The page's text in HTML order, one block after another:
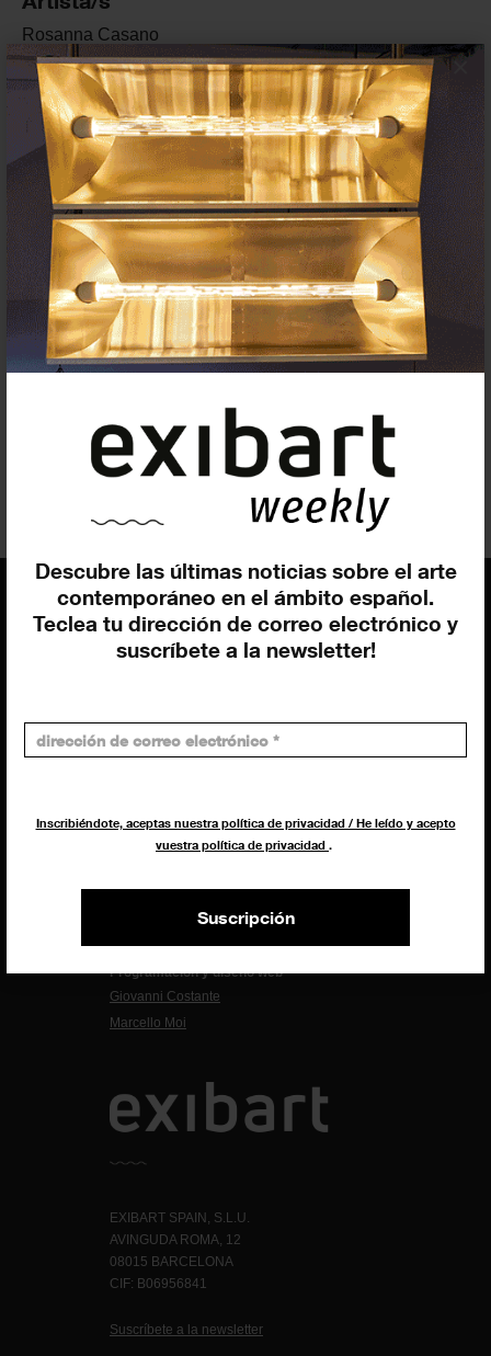
Descubre las últimas noticias sobre el arte
contemporáneo en el ámbito español.
Teclea tu dirección de correo electrónico y
suscríbete a la newsletter!
Inscribiéndote, aceptas nuestra política de privacidad / He leído y acepto
vuestra política de privacidad .
Suscripción
×
Rosanna Casano
Sandra Sanseverino
Pol Pintó
Marco Noris
Iván
Franco
Alsino
Skowronnek
Nicole Vindel
Tono
Carbajo
Joana Cera
Pepe Castellanos
Andrés Rivas
Kati Riquelme
Eva Miquel
Afonso
de Ribot
EQUIPO
Uros Gorgone
Federico Pazzagli
Administración
Programación y diseño web
Giovanni Costante
Marcello Moi
EXIBART SPAIN, S.L.U.
AVINGUDA ROMA, 12
08015 BARCELONA
CIF: B06956841
Suscríbete a la newsletter